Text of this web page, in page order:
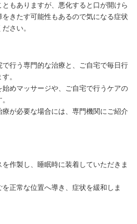
もありますが、悪化すると口が開けら
きたす可能性もあるので気になる症状
さい。
行う専門的な治療と、ご自宅で毎日行
。
めマッサージや、ご自宅で行うケアの
療が必要な場合には、専門機関にご紹介
作製し、睡眠時に装着していただきま
正常な位置へ導き、症状を緩和しま